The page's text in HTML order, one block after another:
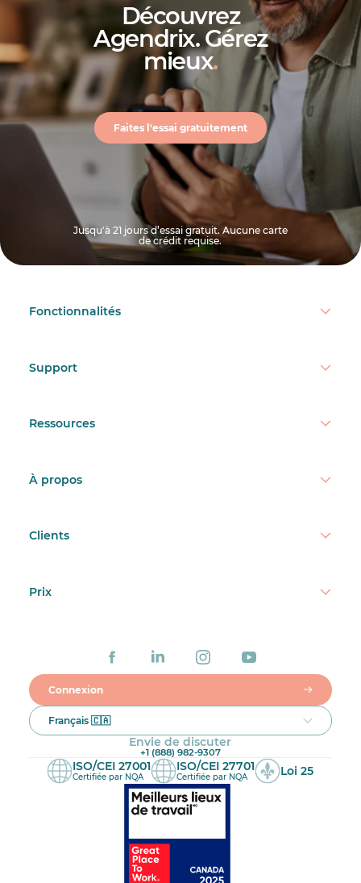
Découvrez
Agendrix. Gérez
mieux.
Faites l'essai gratuitement
Jusqu'à 21 jours d’essai gratuit. Aucune carte
de crédit requise.
Fonctionnalités
Support
Ressources
À propos
Clients
Prix
Connexion
Français 🇨🇦
Envie de discuter
+1 (888) 982-9307
ISO/CEI 27001
Certifiée par NQA
ISO/CEI 27701
Certifiée par NQA Loi 25